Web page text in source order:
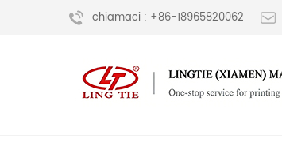
chiamaci : +86-18965820062